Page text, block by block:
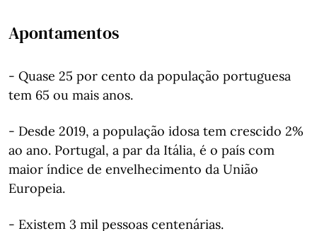
Apontamentos
- Quase 25 por cento da população portuguesa
tem 65 ou mais anos.
- Desde 2019, a população idosa tem crescido 2%
ao ano. Portugal, a par da Itália, é o país com
maior índice de envelhecimento da União
Europeia.
- Existem 3 mil pessoas centenárias.